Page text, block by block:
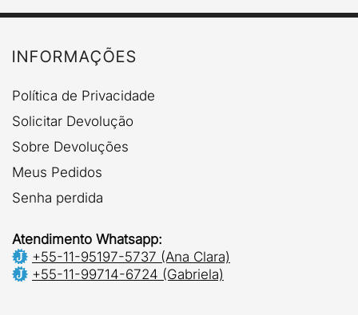
INFORMAÇÕES
Política de Privacidade
Solicitar Devolução
Sobre Devoluções
Meus Pedidos
Senha perdida
Atendimento Whatsapp:
+55-11-95197-5737 (Ana Clara)
+55-11-99714-6724 (Gabriela)